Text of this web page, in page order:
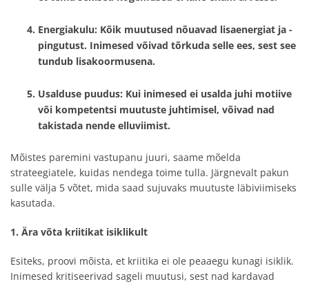
Energiakulu: Kõik muutused nõuavad lisaenergiat ja -
pingutust. Inimesed võivad tõrkuda selle ees, sest see
tundub lisakoormusena.
Usalduse puudus: Kui inimesed ei usalda juhi motiive
või kompetentsi muutuste juhtimisel, võivad nad
takistada nende elluviimist.
Mõistes paremini vastupanu juuri, saame mõelda
strateegiatele, kuidas nendega toime tulla. Järgnevalt pakun
sulle välja 5 võtet, mida saad sujuvaks muutuste läbiviimiseks
kasutada.
1. Ära võta kriitikat isiklikult
Esiteks, proovi mõista, et kriitika ei ole peaaegu kunagi isiklik.
Inimesed kritiseerivad sageli muutusi, sest nad kardavad